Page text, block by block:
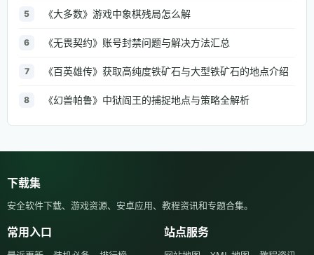
5 《大多数》游戏中象棋残局怎么解
6 《无畏契约》账号封禁问题与解决方法汇总
7 《百英雄传》获取高纯度铁矿石与大型铁矿石的地点介绍
8 《幻兽帕鲁》中狱阎王的捕捉地点与策略全解析
下载集
安全软件下载、游戏资源、安卓应用、教程资讯和专题合集。
常用入口 站点服务